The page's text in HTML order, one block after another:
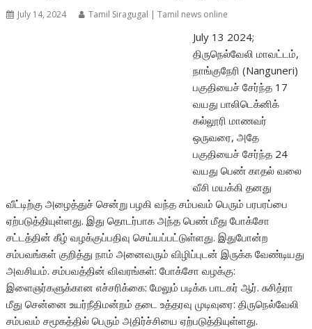
July 14, 2024 Tamil Siragugal | Tamil news online
July 13 2024;
திருநெல்வேலி மாவட்டம்,
நாங்குநேரி (Nanguneri)
பகுதியைச் சேர்ந்த 17
வயது பாலிடெக்னிக்
கல்லூரி மாணவர்
ஒருவரை, அதே
பகுதியைச் சேர்ந்த 24
வயது பெண் காதல் வலை
வீசி மயக்கி தனது
வீட்டிற்கு அழைத்துச் சென்று பழகி வந்த சம்பவம் பெரும் பரபரப்பை
ஏற்படுத்தியுள்ளது. இது தொடர்பாக அந்த பெண் மீது போக்சோ
சட்டத்தின் கீழ் வழக்குப்பதிவு செய்யப்பட்டுள்ளது. இதுபோன்ற
சம்பவங்கள் குறித்து நாம் அனைவரும் விழிப்புடன் இருக்க வேண்டியது
அவசியம். சம்பவத்தின் விவரங்கள்: போக்சோ வழக்கு:
இளைஞர்களுக்கான எச்சரிக்கை: மேலும் படிக்க பாடகர் ஆர். சுசித்ரா
மீது சென்னை உயர்நீதிமன்றம் தடை உத்தரவு முடிவுரை: திருநெல்வேலி
சம்பவம் சமூகத்தில் பெரும் அதிர்ச்சியை ஏற்படுத்தியுள்ளது.